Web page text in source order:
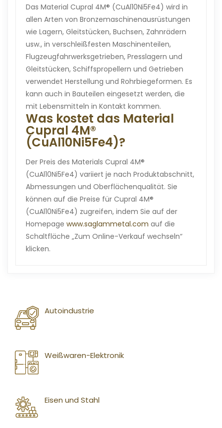
Das Material Cupral 4M® (CuAl10Ni5Fe4) wird in
allen Arten von Bronzemaschinenausrüstungen
wie Lagern, Gleitstücken, Buchsen, Zahnrädern
usw., in verschleißfesten Maschinenteilen,
Flugzeugfahrwerksgetrieben, Presslagern und
Gleitstücken, Schiffspropellern und Getrieben
verwendet Herstellung und Rohrbiegeformen. Es
kann auch in Bauteilen eingesetzt werden, die
mit Lebensmitteln in Kontakt kommen.
Was kostet das Material
Cupral 4M®
(CuAl10Ni5Fe4)?
Der Preis des Materials Cupral 4M®
(CuAl10Ni5Fe4) variiert je nach Produktabschnitt,
Abmessungen und Oberflächenqualität. Sie
können auf die Preise für Cupral 4M®
(CuAl10Ni5Fe4) zugreifen, indem Sie auf der
Homepage www.saglammetal.com auf die
Schaltfläche „Zum Online-Verkauf wechseln“
klicken.
Autoindustrie
Weißwaren-Elektronik
Eisen und Stahl